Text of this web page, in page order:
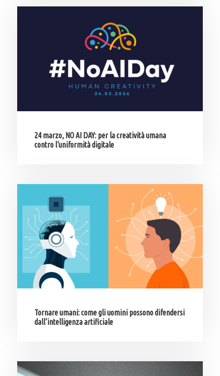
24 marzo, NO AI DAY: per la creatività umana
contro l’uniformità digitale
Tornare umani: come gli uomini possono difendersi
dall’intelligenza artificiale